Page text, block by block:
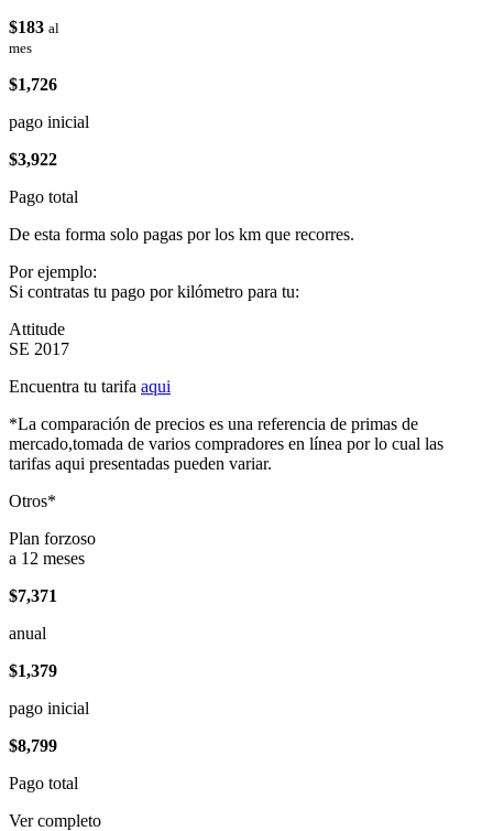
$183 al
mes
$1,726
pago inicial
$3,922
Pago total
De esta forma solo pagas por los km que recorres.
Por ejemplo:
Si contratas tu pago por kilómetro para tu:
Attitude
SE 2017
Encuentra tu tarifa aqui
*La comparación de precios es una referencia de primas de
mercado,tomada de varios compradores en línea por lo cual las
tarifas aqui presentadas pueden variar.
Otros*
Plan forzoso
a 12 meses
$7,371
anual
$1,379
pago inicial
$8,799
Pago total
Ver completo